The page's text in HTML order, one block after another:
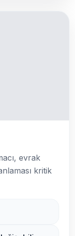
evrak
kritik